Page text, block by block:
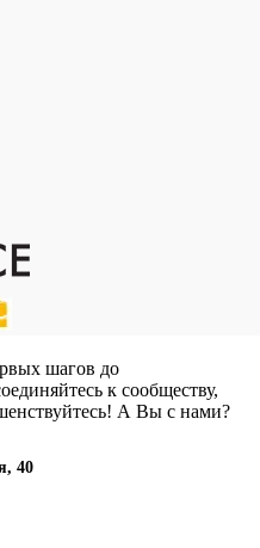
шагов до
к сообществу,
А Вы с нами?
40